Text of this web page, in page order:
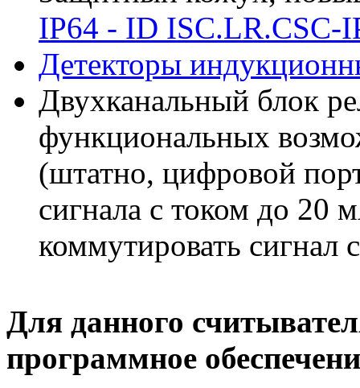
IP64 - ID ISC.LR.CSC-
Детекторы
Двухканальный блок
функциональных
(штатно, цифровой
сигнала с током до 20
коммутировать сигнал
Для данного
программное